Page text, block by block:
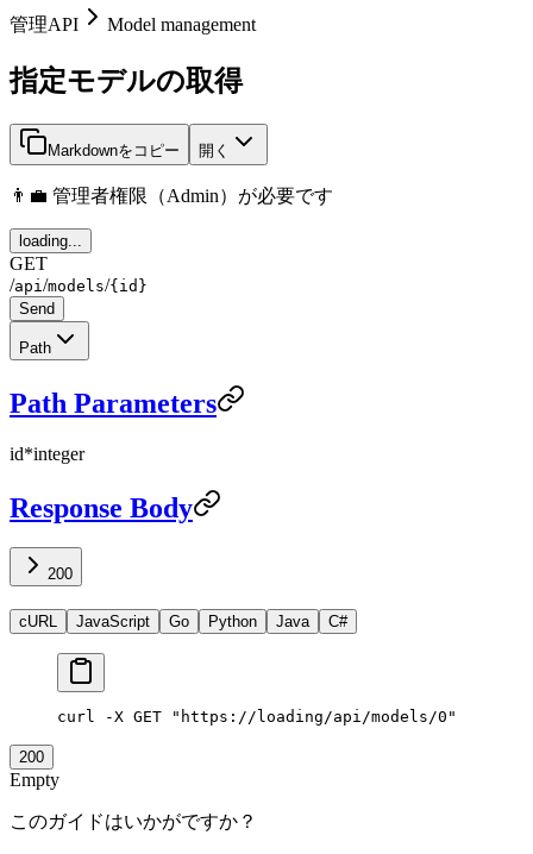
管理API
Model management
指定モデルの取得
Markdownをコピー 開く
👨‍💼 管理者権限（Admin）が必要です
loading...
GET
/api /models/{id}
Send
Path
Path Parameters
id*integer
Response Body
200
cURL JavaScript Go Python Java C#
curl -X GET "https://loading/api/models/0"
200
Empty
このガイドはいかがですか？